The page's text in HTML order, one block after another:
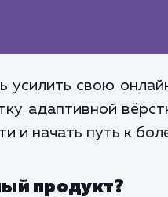
усилить свою
адаптивной
и начать путь к
продукт?